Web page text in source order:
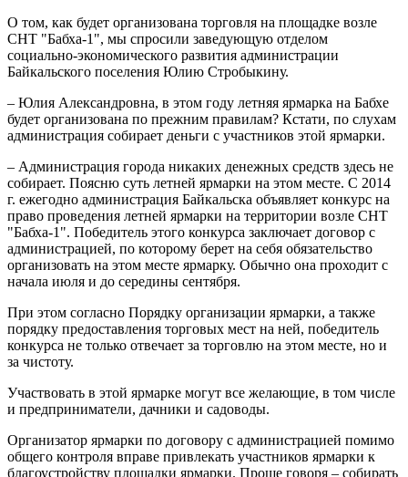
О том, как будет организована торговля на площадке возле
СНТ "Бабха-1", мы спросили заведующую отделом
социально-экономического развития администрации
Байкальского поселения Юлию Стробыкину.
– Юлия Александровна, в этом году летняя ярмарка на Бабхе
будет организована по прежним правилам? Кстати, по слухам
администрация собирает деньги с участников этой ярмарки.
– Администрация города никаких денежных средств здесь не
собирает. Поясню суть летней ярмарки на этом месте. С 2014
г. ежегодно администрация Байкальска объявляет конкурс на
право проведения летней ярмарки на территории возле СНТ
"Бабха-1". Победитель этого конкурса заключает договор с
администрацией, по которому берет на себя обязательство
организовать на этом месте ярмарку. Обычно она проходит с
начала июля и до середины сентября.
При этом согласно Порядку организации ярмарки, а также
порядку предоставления торговых мест на ней, победитель
конкурса не только отвечает за торговлю на этом месте, но и
за чистоту.
Участвовать в этой ярмарке могут все желающие, в том числе
и предприниматели, дачники и садоводы.
Организатор ярмарки по договору с администрацией помимо
общего контроля вправе привлекать участников ярмарки к
благоустройству площадки ярмарки. Проще говоря – собирать